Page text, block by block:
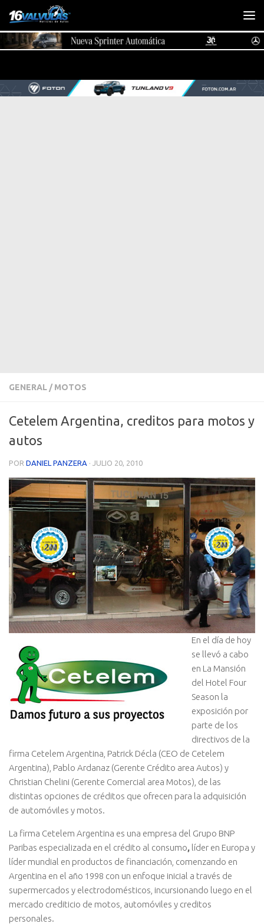
Saltar al contenido
GENERAL / MOTOS
Cetelem Argentina, creditos para motos y
autos
POR DANIEL PANZERA · JULIO 20, 2010
En el día de hoy
se llevó a cabo
en La Mansión
del Hotel Four
Season la
exposición por
parte de los
directivos de la
firma Cetelem Argentina, Patrick Décla (CEO de Cetelem
Argentina) , Pablo Ardanaz (Gerente Crédito area Autos) y
Christian Chelini (Gerente Comercial area Motos), de las
distintas opciones de créditos que ofrecen para la adquisición
de automóviles y motos.
La firma Cetelem Argentina es una empresa del Grupo BNP
Paribas especializada en el crédito al consumo, líder en Europa y
líder mundial en productos de financiación, comenzando en
Argentina en el año 1998 con un enfoque inicial a través de
supermercados y electrodomésticos, incursionando luego en el
mercado crediticio de motos, automóviles y creditos
personales.